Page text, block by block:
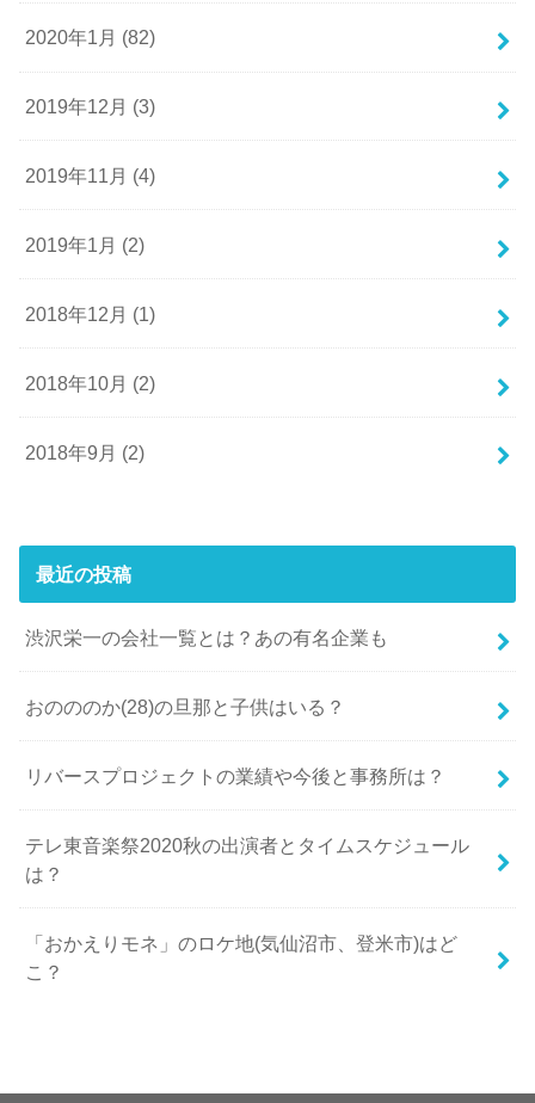
2020年1月 (82)
2019年12月 (3)
2019年11月 (4)
2019年1月 (2)
2018年12月 (1)
2018年10月 (2)
2018年9月 (2)
最近の投稿
渋沢栄一の会社一覧とは？あの有名企業も
おのののか(28)の旦那と子供はいる？
リバースプロジェクトの業績や今後と事務所は？
テレ東音楽祭2020秋の出演者とタイムスケジュール
は？
「おかえりモネ」のロケ地(気仙沼市、登米市)はど
こ？